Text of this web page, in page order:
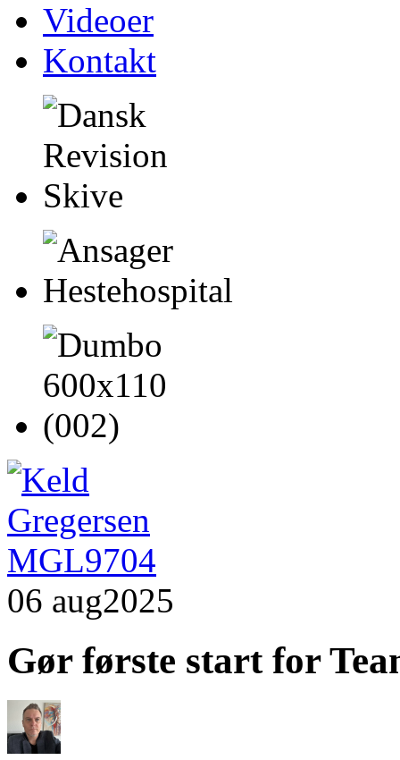
Videoer
Kontakt
06 aug2025
Gør første start for